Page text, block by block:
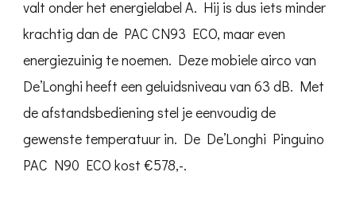
valt onder het energielabel A. Hij is dus iets minder
krachtig dan de PAC CN93 ECO, maar even
energiezuinig te noemen. Deze mobiele airco van
De’Longhi heeft een geluidsniveau van 63 dB. Met
de afstandsbediening stel je eenvoudig de
gewenste temperatuur in. De De’Longhi Pinguino
PAC N90 ECO kost €578,-.